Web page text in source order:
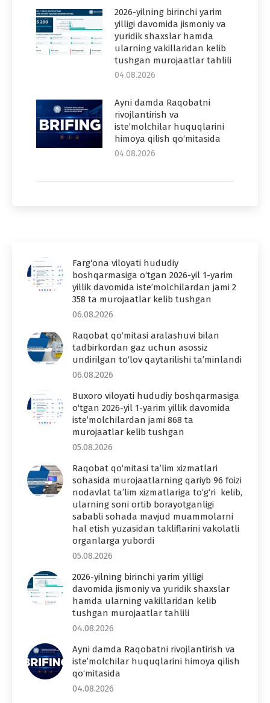
2026-yilning birinchi yarim
yilligi davomida jismoniy va
yuridik shaxslar hamda
ularning vakillaridan kelib
tushgan murojaatlar tahlili
04.08.2026
Ayni damda Raqobatni
rivojlantirish va
iste’molchilar huquqlarini
himoya qilish qo‘mitasida
04.08.2026
Farg‘ona viloyati hududiy
boshqarmasiga o‘tgan 2026-yil 1-yarim
yillik davomida iste’molchilardan jami 2
358 ta murojaatlar kelib tushgan
06.08.2026
Raqobat qo‘mitasi aralashuvi bilan
tadbirkordan gaz uchun asossiz
undirilgan to‘lov qaytarilishi ta’minlandi
06.08.2026
Buxoro viloyati hududiy boshqarmasiga
o‘tgan 2026-yil 1-yarim yillik davomida
iste’molchilardan jami 868 ta
murojaatlar kelib tushgan
05.08.2026
Raqobat qo‘mitasi ta’lim xizmatlari
sohasida murojaatlarning qariyb 96 foizi
nodavlat ta’lim xizmatlariga to‘g‘ri kelib,
ularning soni ortib borayotganligi
sababli sohada mavjud muammolarni
hal etish yuzasidan takliflarini vakolatli
organlarga yubordi
05.08.2026
2026-yilning birinchi yarim yilligi
davomida jismoniy va yuridik shaxslar
hamda ularning vakillaridan kelib
tushgan murojaatlar tahlili
04.08.2026
Ayni damda Raqobatni rivojlantirish va
iste’molchilar huquqlarini himoya qilish
qo‘mitasida
04.08.2026